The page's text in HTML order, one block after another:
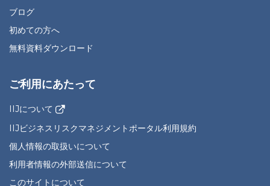
ブログ
初めての方へ
無料資料ダウンロード
ご利用にあたって
IIJについて
IIJビジネスリスクマネジメントポータル利用規約
個人情報の取扱いについて
利用者情報の外部送信について
このサイトについて